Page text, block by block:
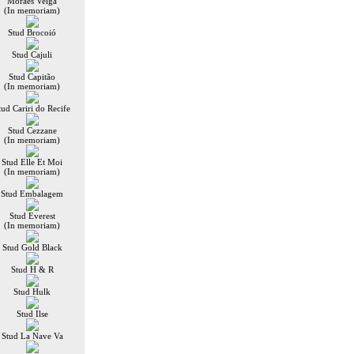
(In memoriam)
Stud Brocoió
Stud Cajuli
Stud Capitão
(In memoriam)
Cariri do Recife
Stud Cezzane
(In memoriam)
Stud Elle Et Moi
(In memoriam)
Stud Embalagem
Stud Everest
(In memoriam)
Stud Gold Black
Stud H & R
Stud Hulk
Stud Ilse
Stud La Nave Va